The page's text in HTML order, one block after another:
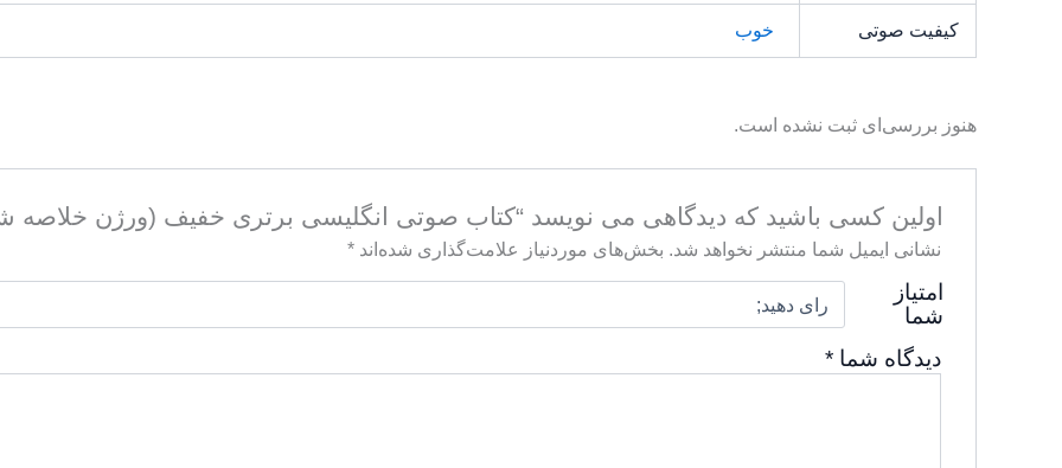
کیفیت صوتی خوب
هنوز بررسی‌ای ثبت نشده است.
اولین کسی باشید که دیدگاهی می نویسد “کتاب صوتی انگلیسی برتری خفیف (ورژن خلاصه
نشانی ایمیل شما منتشر نخواهد شد. بخش‌های موردنیاز علامت‌گذاری شده‌اند *
امتیاز
شما
دیدگاه شما *